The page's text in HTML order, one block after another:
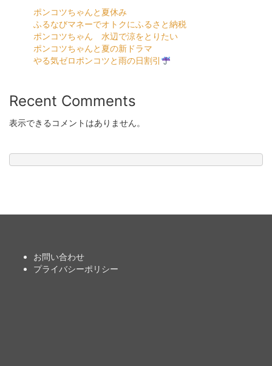
ポンコツちゃんと夏休み
ふるなびマネーでオトクにふるさと納税
ポンコツちゃん 水辺で涼をとりたい
ポンコツちゃんと夏の新ドラマ
やる気ゼロポンコツと雨の日割引
Recent Comments
表示できるコメントはありません。
お問い合わせ
プライバシーポリシー